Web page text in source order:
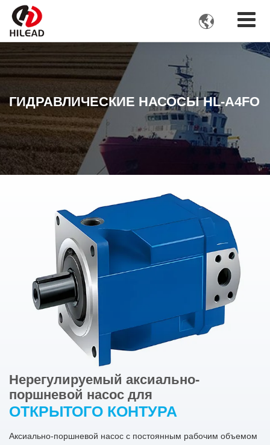

ГИДРАВЛИЧЕСКИЕ НАСОСЫ HL-A4FO
Нерегулируемый аксиально-
поршневой насос для
ОТКРЫТОГО КОНТУРА
Аксиально-поршневой насос с постоянным рабочим объемом